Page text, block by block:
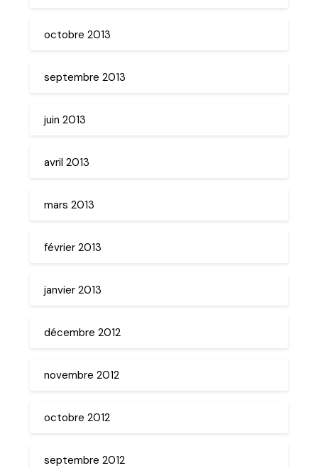
octobre 2013
septembre 2013
juin 2013
avril 2013
mars 2013
février 2013
janvier 2013
décembre 2012
novembre 2012
octobre 2012
septembre 2012